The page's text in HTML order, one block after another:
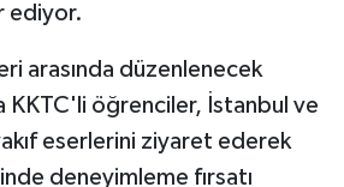
ediyor.
arasında düzenlenecek
KKTC'li öğrenciler, İstanbul ve
eserlerini ziyaret ederek
deneyimleme fırsatı